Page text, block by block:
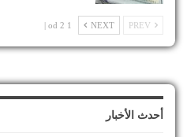
NEXT
1 od 2 |
أحدث الأخبار